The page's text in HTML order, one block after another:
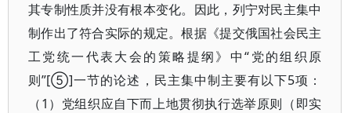
其专制性质并没有根本变化。因此，列宁对民主集中
制作出了符合实际的规定。根据《提交俄国社会民主
工党统一代表大会的策略提纲》中“党的组织原
则”[⑤]一节的论述，民主集中制主要有以下5项：
（1）党组织应自下而上地贯彻执行选举原则（即实